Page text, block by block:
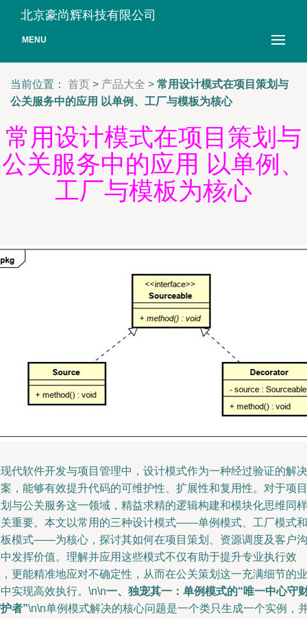
北京豪尚辉科技有限公司
MENU
当前位置： 首页 > 产品大全 > 常用设计模式在项目策划与
公关服务中的应用 以单例、工厂与模板为核心
常用设计模式在项目策划与
公关服务中的应用 以单例、
工厂与模板为核心
代软件开发与项目管理中，设计模式作为一种经过验证的解决
，能够有效提升代码的可维护性、扩展性和复用性。对于项目
与公关服务这一领域，精益求精的逻辑构建和模块化思维同样
重要。本文以常用的三种设计模式——单例模式、工厂模式和
模式——为核心，探讨其如何在项目策划、资源调度及客户沟
发挥价值。理解并应用这些模式不仅有助于提升专业执行效
更能精准地应对不确定性，从而在公关策划这一充满细节的业
实现高效执行。\n\n一、独宠其一：单例模式的“唯一中心守
者”\n\n单例模式解决的核心问题是一个类只生成一个实例，